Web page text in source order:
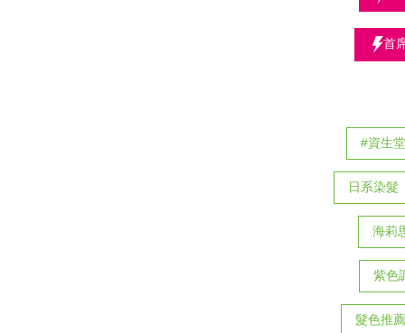
首
#資生
日系染髮
海莉
紫色
髮色推薦